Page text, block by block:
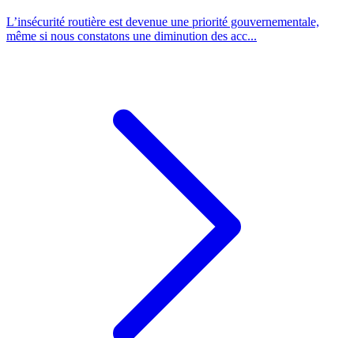
L’insécurité routière est devenue une priorité gouvernementale,
même si nous constatons une diminution des acc...